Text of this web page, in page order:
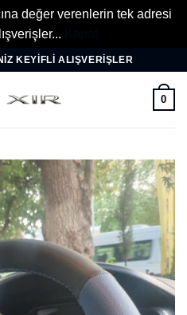
değer verenlerin tek adresi
KEYIFLI ALIŞVERIŞLER
0